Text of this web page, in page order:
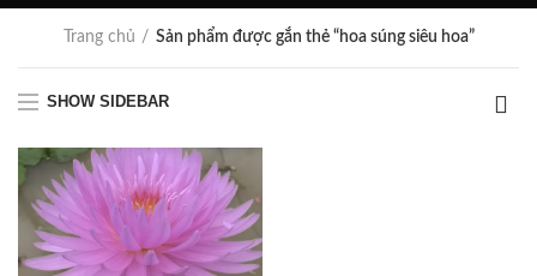
Trang chủ Sản phẩm được gắn thẻ “hoa súng siêu hoa”
SHOW SIDEBAR